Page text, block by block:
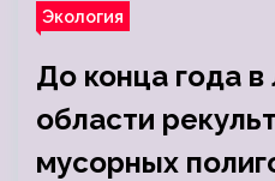
Экология
До конца года
области
мусорных